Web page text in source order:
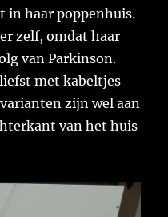
in haar poppenhuis.
zelf, omdat haar
van Parkinson.
met kabeltjes
zijn wel aan
van het huis